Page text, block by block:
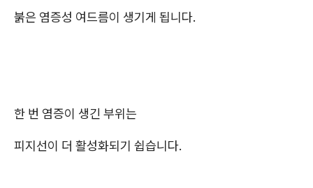
붉은 염증성 여드름이 생기게 됩니다.
한 번 염증이 생긴 부위는
피지선이 더 활성화되기 쉽습니다.